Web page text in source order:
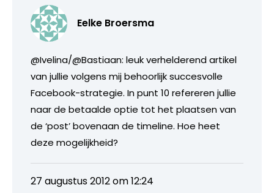
Eelke Broersma
@Ivelina/@Bastiaan: leuk verhelderend artikel
van jullie volgens mij behoorlijk succesvolle
Facebook-strategie. In punt 10 refereren jullie
naar de betaalde optie tot het plaatsen van
de ‘post’ bovenaan de timeline. Hoe heet
deze mogelijkheid?
27 augustus 2012 om 12:24